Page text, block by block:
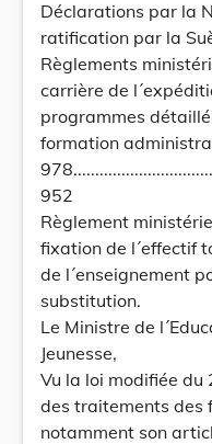
Déclarations par la
ratification par la
Règlements
carrière de
programmes
formation
952
Règlement
fixation de l´effectif
de l´enseignement
substitution.
Le Ministre de
Jeunesse,
Vu la loi modifiée
des traitements des
notamment son